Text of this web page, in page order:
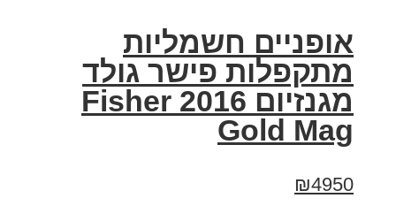
אופניים חשמליות
מתקפלות פישר גולד
מגנזיום 2016 Fisher
Gold Mag
₪4950